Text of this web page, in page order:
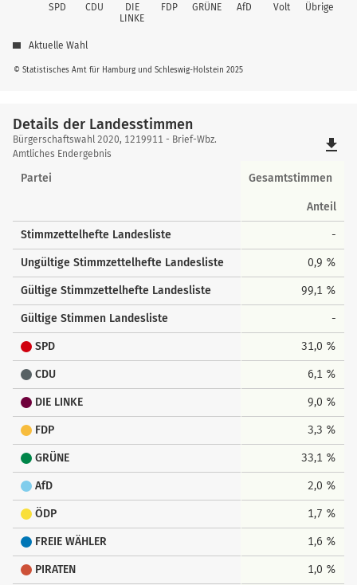
SPD CDU
DIE
LINKE
FDP GRÜNE AfD Volt Übrige
© Statistisches Amt für Hamburg und Schleswig-Holstein 2025
Aktuelle Wahl
Details der Landesstimmen
Details
der
Landesstimmen
Bürgerschaftswahl 2020, 1219911 - Brief-Wbz.
Amtliches Endergebnis
file_download
Partei Gesamtstimmen
Anteil
Stimmzettelhefte Landesliste -
Ungültige Stimmzettelhefte Landesliste 0,9 %
Gültige Stimmzettelhefte Landesliste 99,1 %
Gültige Stimmen Landesliste -
SPD 31,0 %
CDU 6,1 %
DIE LINKE 9,0 %
FDP 3,3 %
GRÜNE 33,1 %
AfD 2,0 %
ÖDP 1,7 %
FREIE WÄHLER 1,6 %
PIRATEN 1,0 %